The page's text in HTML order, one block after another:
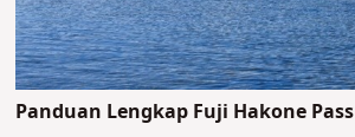
Panduan Lengkap Fuji Hakone Pass